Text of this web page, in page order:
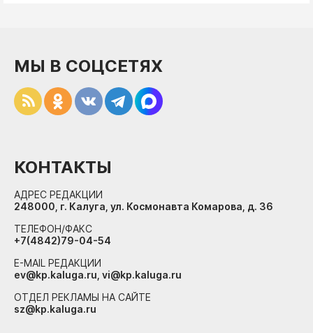
МЫ В СОЦСЕТЯХ
КОНТАКТЫ
АДРЕС РЕДАКЦИИ
248000, г. Калуга, ул. Космонавта Комарова, д. 36
ТЕЛЕФОН/ФАКС
+7(4842)79-04-54
E-MAIL РЕДАКЦИИ
ev@kp.kaluga.ru, vi@kp.kaluga.ru
ОТДЕЛ РЕКЛАМЫ НА САЙТЕ
sz@kp.kaluga.ru